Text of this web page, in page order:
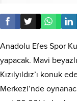
Anadolu Efes Spor
yapacak. Mavi
Kızılyıldız’ı konuk
Merkezi’nde